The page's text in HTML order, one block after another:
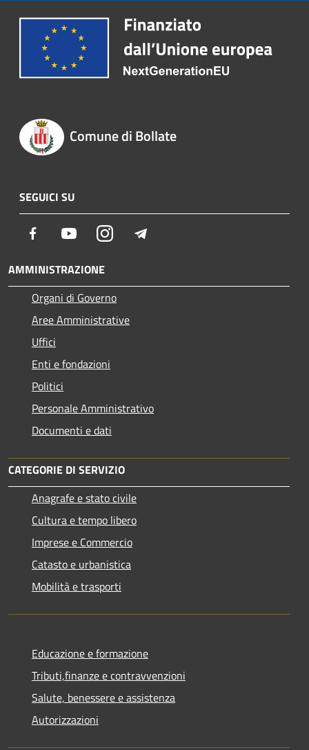
Comune di Bollate
SEGUICI SU
Facebook YoutubeInstagram
AMMINISTRAZIONE
Organi di Governo
Aree Amministrative
Uffici
Enti e fondazioni
Politici
Personale Amministrativo
Documenti e dati
CATEGORIE DI SERVIZIO
Anagrafe e stato civile
Cultura e tempo libero
Imprese e Commercio
Catasto e urbanistica
Mobilità e trasporti
Educazione e formazione
Tributi,finanze e contravvenzioni
Salute, benessere e assistenza
Autorizzazioni